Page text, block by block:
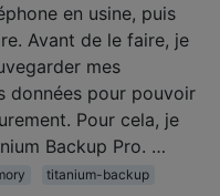
en usine, puis
Avant de le faire, je
mes
données pour pouvoir
Pour cela, je
Backup Pro. …
titanium-backup